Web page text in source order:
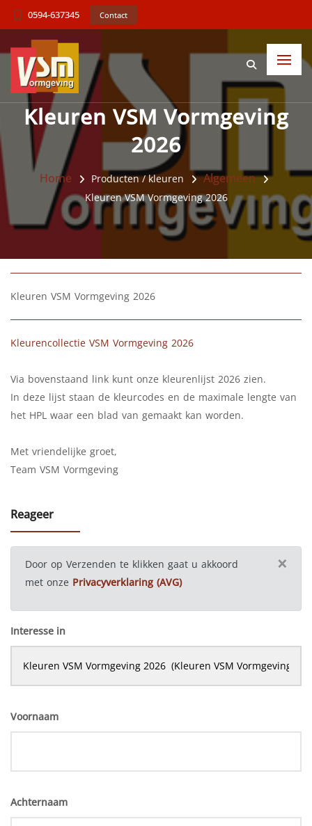
0594-637345 Contact
Kleuren VSM Vormgeving
2026
Home Producten / kleuren Algemeen
Kleuren VSM Vormgeving 2026
Kleuren VSM Vormgeving 2026
Kleurencollectie VSM Vormgeving 2026
Via bovenstaand link kunt onze kleurenlijst 2026 zien.
In deze lijst staan de kleurcodes en de maximale lengte van
het HPL waar een blad van gemaakt kan worden.
Met vriendelijke groet,
Team VSM Vormgeving
Reageer
×
Door op Verzenden te klikken gaat u akkoord
met onze Privacyverklaring (AVG)
Interesse in
Voornaam
Achternaam